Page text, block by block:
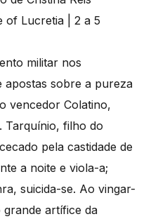
militar nos
apostas sobre a pureza
vencedor Colatino,
Tarquínio, filho do
pela castidade de
a noite e viola-a;
suicida-se. Ao vingar-
artífice da